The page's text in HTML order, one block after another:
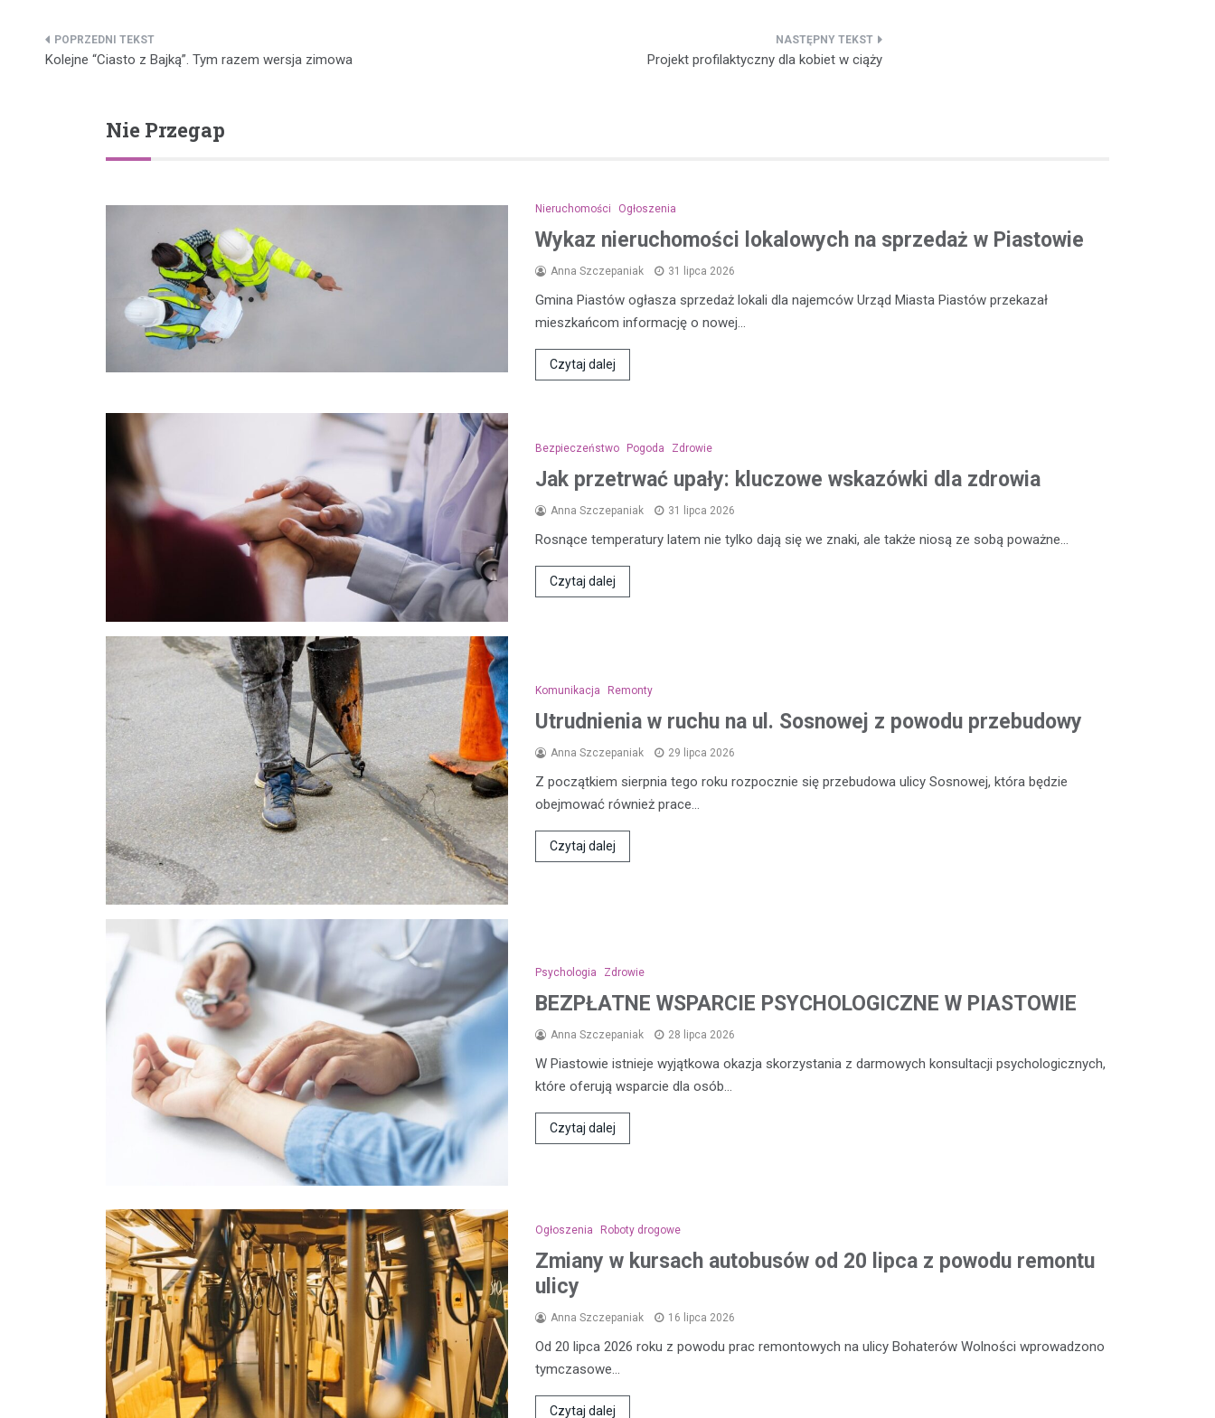
Nawigacja
Kolejne “Ciasto z Bajką”. Tym razem wersja zimowa Projekt profilaktyczny dla kobiet w ciąży
Nie Przegap
Nieruchomości Ogłoszenia
Wykaz nieruchomości lokalowych na sprzedaż w Piastowie
Anna Szczepaniak 31 lipca 2026
Gmina Piastów ogłasza sprzedaż lokali dla najemców Urząd Miasta Piastów przekazał
mieszkańcom informację o nowej…
Czytaj dalej
Bezpieczeństwo Pogoda Zdrowie
Jak przetrwać upały: kluczowe wskazówki dla zdrowia
Anna Szczepaniak 31 lipca 2026
Rosnące temperatury latem nie tylko dają się we znaki, ale także niosą ze sobą poważne…
Czytaj dalej
Komunikacja Remonty
Utrudnienia w ruchu na ul. Sosnowej z powodu przebudowy
Anna Szczepaniak 29 lipca 2026
Z początkiem sierpnia tego roku rozpocznie się przebudowa ulicy Sosnowej, która będzie
obejmować również prace…
Czytaj dalej
Psychologia Zdrowie
BEZPŁATNE WSPARCIE PSYCHOLOGICZNE W PIASTOWIE
Anna Szczepaniak 28 lipca 2026
W Piastowie istnieje wyjątkowa okazja skorzystania z darmowych konsultacji psychologicznych,
które oferują wsparcie dla osób…
Czytaj dalej
Ogłoszenia Roboty drogowe
Zmiany w kursach autobusów od 20 lipca z powodu remontu
ulicy
Anna Szczepaniak 16 lipca 2026
Od 20 lipca 2026 roku z powodu prac remontowych na ulicy Bohaterów Wolności wprowadzono
tymczasowe…
Czytaj dalej